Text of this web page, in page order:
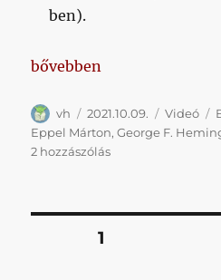
ben).
„Ha lusta lennél
bővebben
Szerző
vh Közzétéve
2021.10.09. Videó
Eppel Márton,George F.
2 hozzászólásHa
Bejegyzések
OLDAL1